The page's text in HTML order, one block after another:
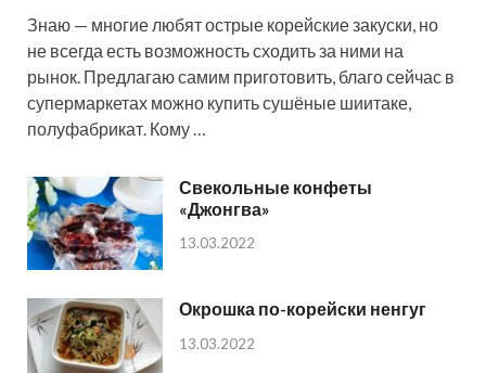
Знаю — многие любят острые корейские закуски, но
не всегда есть возможность сходить за ними на
рынок. Предлагаю самим приготовить, благо сейчас в
супермаркетах можно купить сушёные шиитаке,
полуфабрикат. Кому …
Свекольные конфеты
«Джонгва»
13.03.2022
Окрошка по-корейски ненгуг
13.03.2022